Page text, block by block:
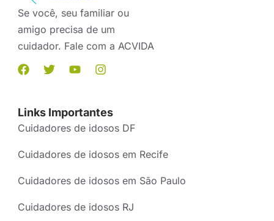
Se você, seu familiar ou
amigo precisa de um
cuidador. Fale com a ACVIDA
Links Importantes
Cuidadores de idosos DF
Cuidadores de idosos em Recife
Cuidadores de idosos em São Paulo
Cuidadores de idosos RJ